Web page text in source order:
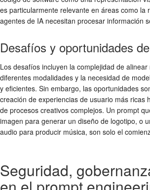
es particularmente relevante en áreas como la
agentes de IA necesitan procesar información
Desafíos y oportunidades
Los desafíos incluyen la complejidad de
diferentes modalidades y la necesidad de
y eficientes. Sin embargo, las oportunidades
creación de experiencias de usuario más ricas
de procesos creativos complejos. Un prompt
imagen para generar un diseño de logotipo, o
audio para producir música, son solo el
Seguridad,